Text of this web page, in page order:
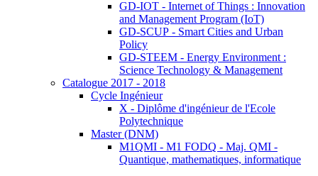
GD-IOT - Internet of Things : Innovation
and Management Program (IoT)
GD-SCUP - Smart Cities and Urban
Policy
GD-STEEM - Energy Environment :
Science Technology & Management
Catalogue 2017 - 2018
Cycle Ingénieur
X - Diplôme d'ingénieur de l'Ecole
Polytechnique
Master (DNM)
M1QMI - M1 FODQ - Maj. QMI -
Quantique, mathematiques, informatique